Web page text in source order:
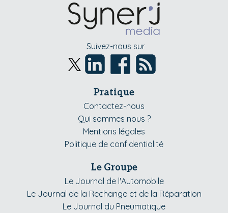
Suivez-nous sur
Pratique
Contactez-nous
Qui sommes nous ?
Mentions légales
Politique de confidentialité
Le Groupe
Le Journal de l'Automobile
Le Journal de la Rechange et de la Réparation
Le Journal du Pneumatique